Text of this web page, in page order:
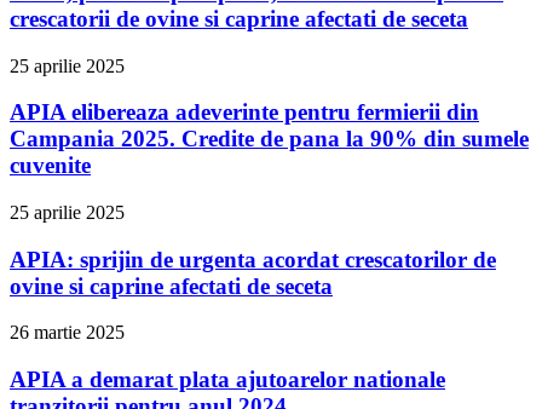
crescatorii de ovine si caprine afectati de seceta
25 aprilie 2025
APIA elibereaza adeverinte pentru fermierii din
Campania 2025. Credite de pana la 90% din sumele
cuvenite
25 aprilie 2025
APIA: sprijin de urgenta acordat crescatorilor de
ovine si caprine afectati de seceta
26 martie 2025
APIA a demarat plata ajutoarelor nationale